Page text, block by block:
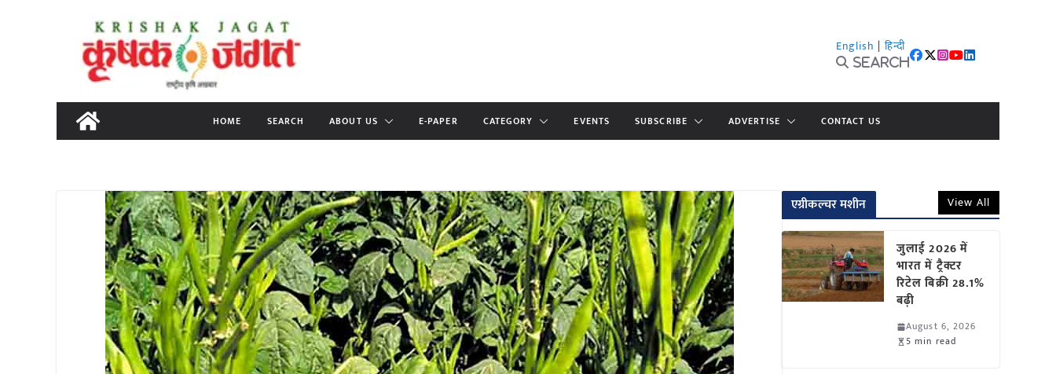
content
English | हिन्दी
Search
HOME SEARCH ABOUT US E-PAPER CATEGORY EVENTS SUBSCRIBE ADVERTISE CONTACT US
एग्रीकल्चर मशीन View All
जुलाई 2026 में
भारत में ट्रैक्टर
रिटेल बिक्री 28.1%
बढ़ी
August 6, 2026
5 min read